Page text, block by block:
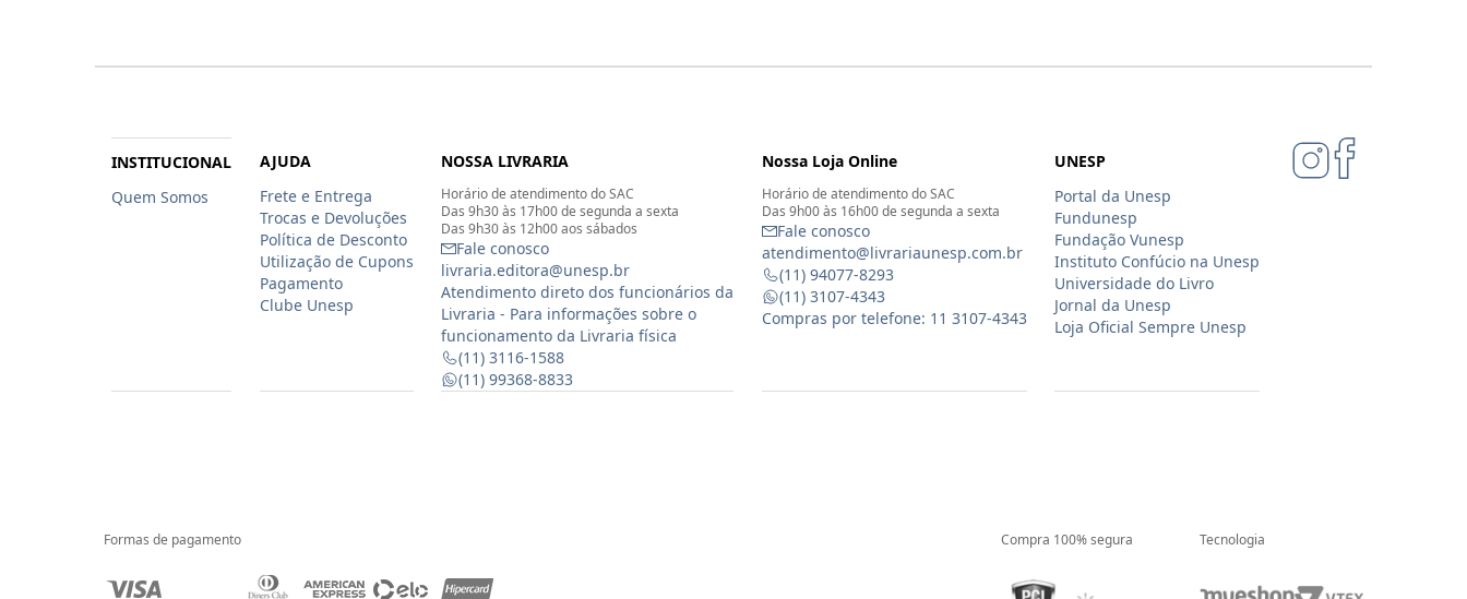
INSTITUCIONAL
Quem Somos
AJUDA
Frete e Entrega
Trocas e Devoluções
Política de Desconto
Utilização de Cupons
Pagamento
Clube Unesp
NOSSA LIVRARIA
Horário de atendimento do SAC
Das 9h30 às 17h00 de segunda a sexta
Das 9h30 às 12h00 aos sábados
Fale conosco
livraria.editora@unesp.br
Atendimento direto dos funcionários da
Livraria - Para informações sobre o
funcionamento da Livraria física
(11) 3116-1588
(11) 99368-8833
Nossa Loja Online
Horário de atendimento do SAC
Das 9h00 às 16h00 de segunda a sexta
Fale conosco
atendimento@livrariaunesp.com.br
(11) 94077-8293
(11) 3107-4343
Compras por telefone: 11 3107-4343
UNESP
Portal da Unesp
Fundunesp
Fundação Vunesp
Instituto Confúcio na Unesp
Universidade do Livro
Jornal da Unesp
Loja Oficial Sempre Unesp
Formas de pagamento Compra 100% segura Tecnologia